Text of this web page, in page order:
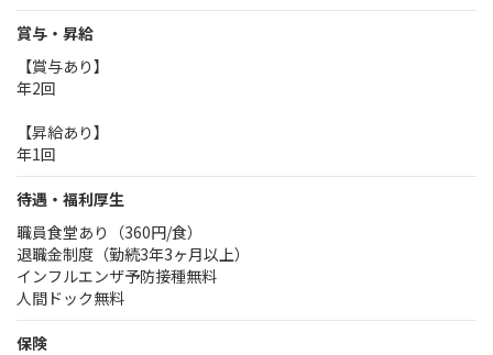
賞与・昇給
【賞与あり】
年2回
【昇給あり】
年1回
待遇・福利厚生
職員食堂あり（360円/食）
退職金制度（勤続3年3ヶ月以上）
インフルエンザ予防接種無料
人間ドック無料
保険